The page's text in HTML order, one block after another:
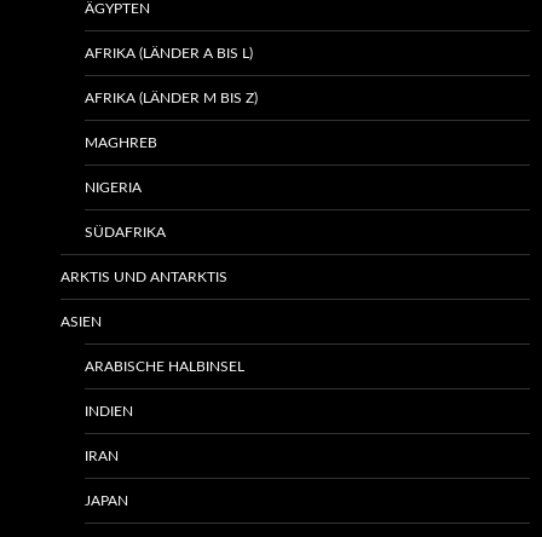
ÄGYPTEN
AFRIKA (LÄNDER A BIS L)
AFRIKA (LÄNDER M BIS Z)
MAGHREB
NIGERIA
SÜDAFRIKA
ARKTIS UND ANTARKTIS
ASIEN
ARABISCHE HALBINSEL
INDIEN
IRAN
JAPAN